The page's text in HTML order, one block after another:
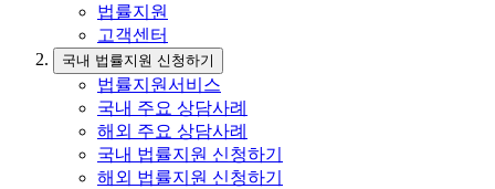
법률지원
고객센터
국내 법률지원 신청하기
법률지원서비스
국내 주요 상담사례
해외 주요 상담사례
국내 법률지원 신청하기
해외 법률지원 신청하기